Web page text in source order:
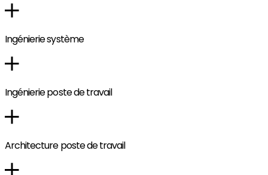
Ingénierie système
Ingénierie poste de travail
Architecture poste de travail